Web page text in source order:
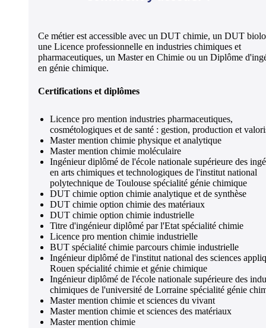
Ce métier est accessible avec un DUT chimie, un DUT
une Licence professionnelle en industries chimiques et
pharmaceutiques, un Master en Chimie ou un Diplôme
en génie chimique.
Certifications et diplômes
Licence pro mention industries pharmaceutiques,
cosmétologiques et de santé : gestion, production et
Master mention chimie physique et analytique
Master mention chimie moléculaire
Ingénieur diplômé de l'école nationale supérieure des
en arts chimiques et technologiques de l'institut national
polytechnique de Toulouse spécialité génie chimique
DUT chimie option chimie analytique et de synthèse
DUT chimie option chimie des matériaux
DUT chimie option chimie industrielle
Titre d'ingénieur diplômé par l'Etat spécialité chimie
Licence pro mention chimie industrielle
BUT spécialité chimie parcours chimie industrielle
Ingénieur diplômé de l'institut national des sciences
Rouen spécialité chimie et génie chimique
Ingénieur diplômé de l'école nationale supérieure des
chimiques de l'université de Lorraine spécialité génie
Master mention chimie et sciences du vivant
Master mention chimie et sciences des matériaux
Master mention chimie